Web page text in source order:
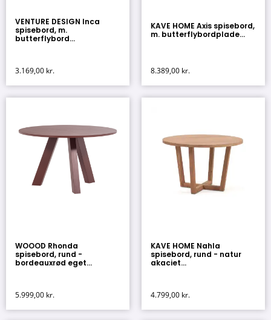
VENTURE DESIGN Inca
spisebord, m.
butterflybord...
3.169,00 kr.
KAVE HOME Axis spisebord,
m. butterflybordplade...
8.389,00 kr.
WOOOD Rhonda
spisebord, rund -
bordeauxrød eget...
5.999,00 kr.
KAVE HOME Nahla
spisebord, rund - natur
akaciet...
4.799,00 kr.